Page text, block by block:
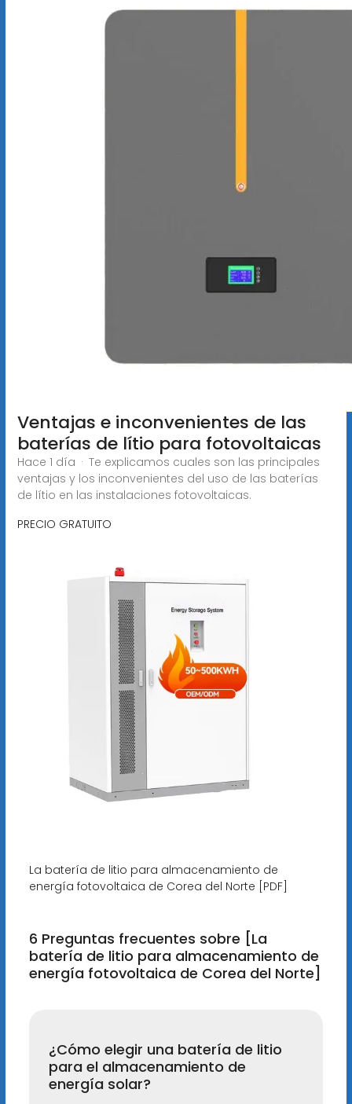
Ventajas e inconvenientes de las
baterías de lítio para fotovoltaicas
Hace 1 día · Te explicamos cuales son las principales
ventajas y los inconvenientes del uso de las baterías
de lítio en las instalaciones fotovoltaicas.
PRECIO GRATUITO
La batería de litio para almacenamiento de
energía fotovoltaica de Corea del Norte [PDF]
6 Preguntas frecuentes sobre [La
batería de litio para almacenamiento de
energía fotovoltaica de Corea del Norte]
¿Cómo elegir una batería de litio
para el almacenamiento de
energía solar?